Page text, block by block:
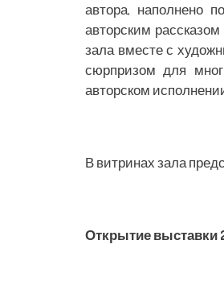
автора, наполнено
авторским
зала вместе с
сюрпризом для
авторском
В витринах зала
Открытие выставки